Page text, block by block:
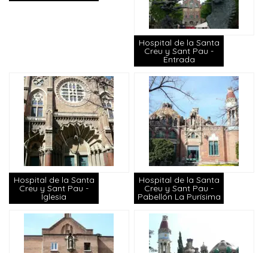
Hospital de la Santa
Creu y Sant Pau -
Entrada
Hospital de la Santa
Creu y Sant Pau -
Iglesia
Hospital de la Santa
Creu y Sant Pau -
Pabellón La Purísima